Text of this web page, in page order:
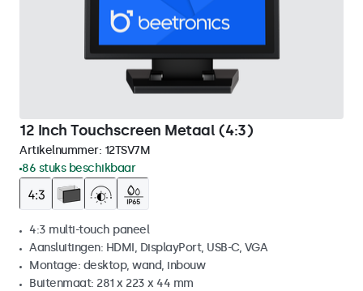
12 Inch Touchscreen Metaal (4:3)
Artikelnummer: 12TSV7M
86 stuks beschikbaar
4:3 multi-touch paneel
Aansluitingen: HDMI, DisplayPort, USB-C, VGA
Montage: desktop, wand, inbouw
Buitenmaat: 281 x 223 x 44 mm